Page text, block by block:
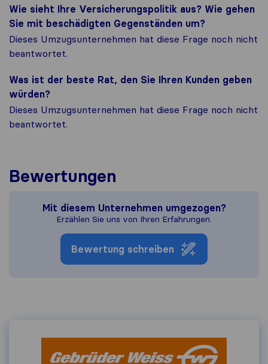
Wie sieht Ihre Versicherungspolitik aus? Wie gehen
Sie mit beschädigten Gegenständen um?
Dieses Umzugsunternehmen hat diese Frage noch nicht
beantwortet.
Was ist der beste Rat, den Sie Ihren Kunden geben
würden?
Dieses Umzugsunternehmen hat diese Frage noch nicht
beantwortet.
Bewertungen
Mit diesem Unternehmen umgezogen?
Erzählen Sie uns von Ihren Erfahrungen.
Bewertung schreiben